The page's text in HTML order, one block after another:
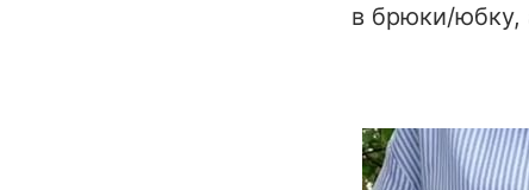
в брюки/юбку,